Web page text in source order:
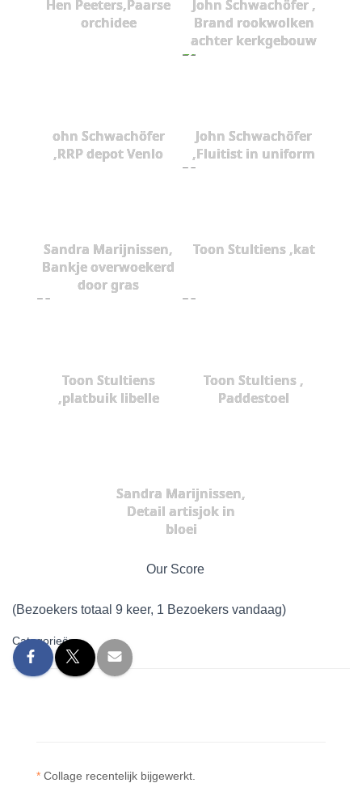
Hen Peeters,Paarse
orchidee
John Schwachöfer ,
Brand rookwolken
achter kerkgebouw
ohn Schwachöfer
,RRP depot Venlo
John Schwachöfer
,Fluitist in uniform
Sandra Marijnissen,
Bankje overwoekerd
door gras
Toon Stultiens ,kat
Toon Stultiens
,platbuik libelle
Toon Stultiens ,
Paddestoel
Sandra Marijnissen,
Detail artisjok in
bloei
Our Score
(Bezoekers totaal 9 keer, 1 Bezoekers vandaag)
Categorieën:
* Collage recentelijk bijgewerkt.